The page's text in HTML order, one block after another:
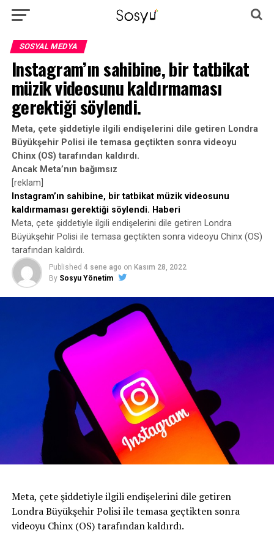
SOSYAL MEDYA
Instagram’ın sahibine, bir tatbikat
müzik videosunu kaldırmaması
gerektiği söylendi.
Meta, çete şiddetiyle ilgili endişelerini dile getiren Londra
Büyükşehir Polisi ile temasa geçtikten sonra videoyu
Chinx (OS) tarafından kaldırdı.
Ancak Meta’nın bağımsız
[reklam]
Instagram’ın sahibine, bir tatbikat müzik videosunu
kaldırmaması gerektiği söylendi. Haberi
Meta, çete şiddetiyle ilgili endişelerini dile getiren Londra
Büyükşehir Polisi ile temasa geçtikten sonra videoyu Chinx (OS)
tarafından kaldırdı.
Published 4 sene ago on Kasım 28, 2022
By Sosyu Yönetim
Meta, çete şiddetiyle ilgili endişelerini dile getiren
Londra Büyükşehir Polisi ile temasa geçtikten sonra
videoyu Chinx (OS) tarafından kaldırdı.